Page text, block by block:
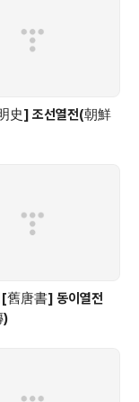
史] 조선열전(朝鮮
舊唐書] 동이열전
)